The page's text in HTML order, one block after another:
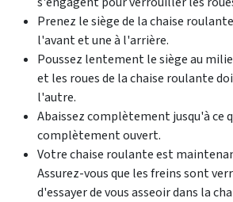
Prenez le siège de la chaise
l'avant et une à l'arrière.
Poussez lentement le siège au
et les roues de la chaise roulante
l'autre.
Abaissez complètement jusqu'à ce
complètement ouvert.
Votre chaise roulante est
Assurez-vous que les freins sont
d'essayer de vous asseoir dans la